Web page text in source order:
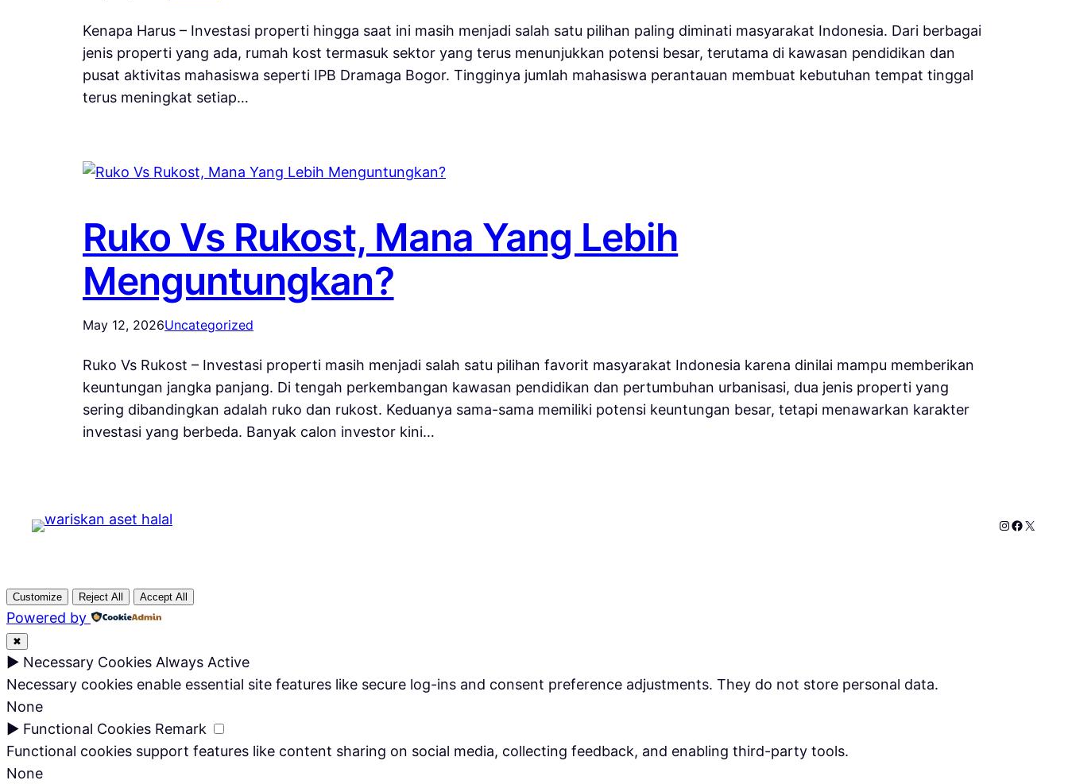
Kenapa Harus – Investasi properti hingga saat ini masih menjadi salah satu pilihan paling diminati masyarakat Indonesia. Dari berbagai
jenis properti yang ada, rumah kost termasuk sektor yang terus menunjukkan potensi besar, terutama di kawasan pendidikan dan
pusat aktivitas mahasiswa seperti IPB Dramaga Bogor. Tingginya jumlah mahasiswa perantauan membuat kebutuhan tempat tinggal
terus meningkat setiap…
Ruko Vs Rukost, Mana Yang Lebih
Menguntungkan?
May 12, 2026Uncategorized
Ruko Vs Rukost – Investasi properti masih menjadi salah satu pilihan favorit masyarakat Indonesia karena dinilai mampu memberikan
keuntungan jangka panjang. Di tengah perkembangan kawasan pendidikan dan pertumbuhan urbanisasi, dua jenis properti yang
sering dibandingkan adalah ruko dan rukost. Keduanya sama-sama memiliki potensi keuntungan besar, tetapi menawarkan karakter
investasi yang berbeda. Banyak calon investor kini…
Instagram
X
Customize Reject All Accept All
Powered by
✖
► Necessary Cookies Always Active
Necessary cookies enable essential site features like secure log-ins and consent preference adjustments. They do not store personal data.
None
► Functional Cookies Remark
Functional cookies support features like content sharing on social media, collecting feedback, and enabling third-party tools.
None